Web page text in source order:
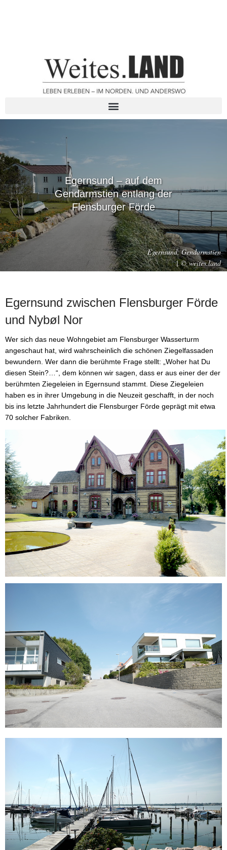
Egernsund – auf dem
Gendarmstien entlang der
Flensburger Förde
Egernsund, Gendarmstien
| © weites.land
Egernsund zwischen Flensburger Förde
und Nybøl Nor
Wer sich das neue Wohngebiet am Flensburger Wasserturm
angeschaut hat, wird wahrscheinlich die schönen Ziegelfassaden
bewundern. Wer dann die berühmte Frage stellt: „Woher hat Du
diesen Stein?…“, dem können wir sagen, dass er aus einer der der
berühmten Ziegeleien in Egernsund stammt. Diese Ziegeleien
haben es in ihrer Umgebung in die Neuzeit geschafft, in der noch
bis ins letzte Jahrhundert die Flensburger Förde geprägt mit etwa
70 solcher Fabriken.